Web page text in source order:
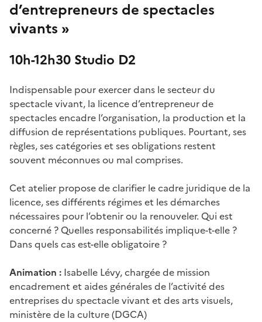
d’entrepreneurs de spectacles
vivants »
10h-12h30 Studio D2
Indispensable pour exercer dans le secteur du
spectacle vivant, la licence d’entrepreneur de
spectacles encadre l’organisation, la production et la
diffusion de représentations publiques. Pourtant, ses
règles, ses catégories et ses obligations restent
souvent méconnues ou mal comprises.
Cet atelier propose de clarifier le cadre juridique de la
licence, ses différents régimes et les démarches
nécessaires pour l’obtenir ou la renouveler. Qui est
concerné ? Quelles responsabilités implique-t-elle ?
Dans quels cas est-elle obligatoire ?
Animation : Isabelle Lévy,chargée de mission
encadrement et aides générales de l’activité des
entreprises du spectacle vivant et des arts visuels,
ministère de la culture (DGCA)